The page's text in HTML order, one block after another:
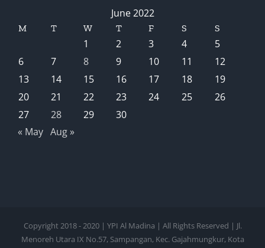
June 2022
M T W T F S S
1 2 3 4
5
6
7 8 9 10 11
12
13
14 15 16 17 18
19
20
21 22 23 24 25
26
27
28 29
30
« May Aug »
Copyright 2018 - 2020 | YPI Al Madina | All Rights Reserved | Jl.
Menoreh Utara IX No.57, Sampangan, Kec. Gajahmungkur, Kota